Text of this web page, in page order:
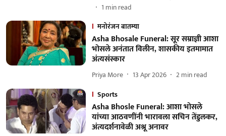
1 min read
मनोरंजन बातम्या
Asha Bhosale Funeral: सूर सम्राज्ञी आशा
भोसले अनंतात विलीन, शासकीय इतमामात
अंत्यसंस्कार
Priya More 13 Apr 2026 2min read
Sports
Asha Bhosle Funeral: आशा भोसले
यांच्या आठवणींनी भारावला सचिन तेंडुलकर,
अंत्यदर्शनावेळी अश्रू अनावर